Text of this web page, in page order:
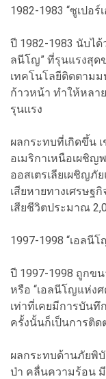
1982-1983 “ซูเปอ
ปี 1982-1983 นับได้
ลนีโญ” ที่รุนแรงสุด
เทคโนโลยีติดตาม
ก้าวหน้า ทำให้หลา
รุนแรง
ผลกระทบที่เกิดขึ้น
อเมริกาเหนือเผชิญ
ออสเตรเลียเผชิญภั
เสียหายทางเศรษฐ
เสียชีวิตประมาณ
1997-1998 “เอลนี
ปี 1997-1998 ถูกขน
หรือ “เอลนีโญแห่ง
เท่าที่เคยมีการบันทึ
ครั้งนั้นก็เป็นการติด
ผลกระทบด้านภัยพิ
ป่า คลื่นความร้อน มี